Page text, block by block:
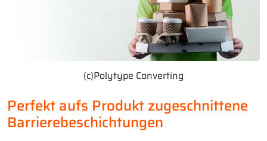
(c)Polytype Converting
Perfekt aufs Produkt zugeschnittene
Barrierebeschichtungen